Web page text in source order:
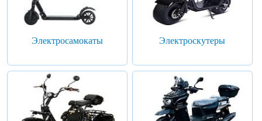
Электросамокаты Электроскутеры